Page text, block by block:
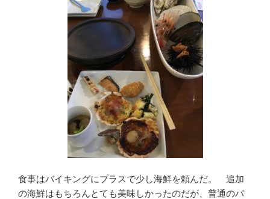
食事はバイキングにプラスで少し海鮮を頼んだ。 追加
の海鮮はもちろんとても美味しかったのだが、普通のバ